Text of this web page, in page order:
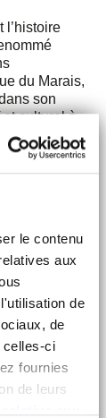
le contenu
aux
de
de
celles-ci
fournies
de leurs
l’histoire
du Marais,
son
culturel à
avec
uniformes
savoir-
un cadre
cette
fournir à
qualité ;
des
de